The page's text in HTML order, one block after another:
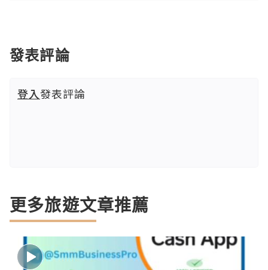
發表評論
登入發表評論
更多旅遊文章推薦